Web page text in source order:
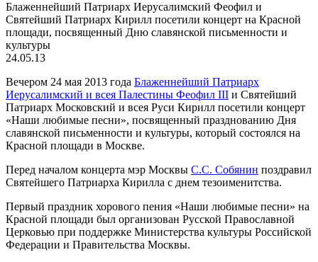
Блаженнейший Патриарх Иерусалимский Феофил и
Святейший Патриарх Кирилл посетили концерт на Красной
площади, посвященный Дню славянской письменности и
культуры
24.05.13
Вечером 24 мая 2013 года Блаженнейший Патриарх
Иерусалимский и всея Палестины Феофил III и Святейший
Патриарх Московский и всея Руси Кирилл посетили концерт
«Наши любимые песни», посвященный празднованию Дня
славянской письменности и культуры, который состоялся на
Красной площади в Москве.
Перед началом концерта мэр Москвы С.С. Собянин поздравил
Святейшего Патриарха Кирилла с днем тезоименитства.
Первый праздник хорового пения «Наши любимые песни» на
Красной площади был организован Русской Православной
Церковью при поддержке Министерства культуры Российской
Федерации и Правительства Москвы.